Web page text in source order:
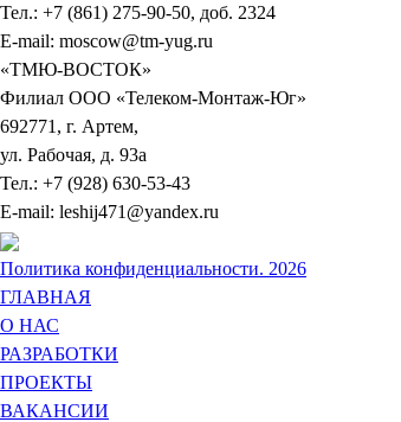
Тел.: +7 (861) 275-90-50, доб. 2324
E-mail: moscow@tm-yug.ru
«ТМЮ-ВОСТОК»
Филиал ООО «Телеком-Монтаж-Юг»
692771, г. Артем,
ул. Рабочая, д. 93а
Тел.: +7 (928) 630-53-43
E-mail: leshij471@yandex.ru
Политика конфиденциальности. 2026
ГЛАВНАЯ
О НАС
РАЗРАБОТКИ
ПРОЕКТЫ
ВАКАНСИИ